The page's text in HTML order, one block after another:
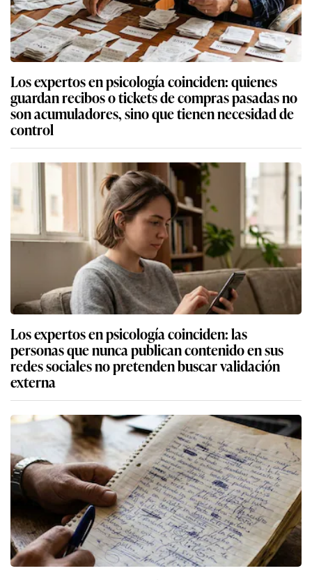
Los expertos en psicología coinciden: quienes
guardan recibos o tickets de compras pasadas no
son acumuladores, sino que tienen necesidad de
control
Los expertos en psicología coinciden: las
personas que nunca publican contenido en sus
redes sociales no pretenden buscar validación
externa